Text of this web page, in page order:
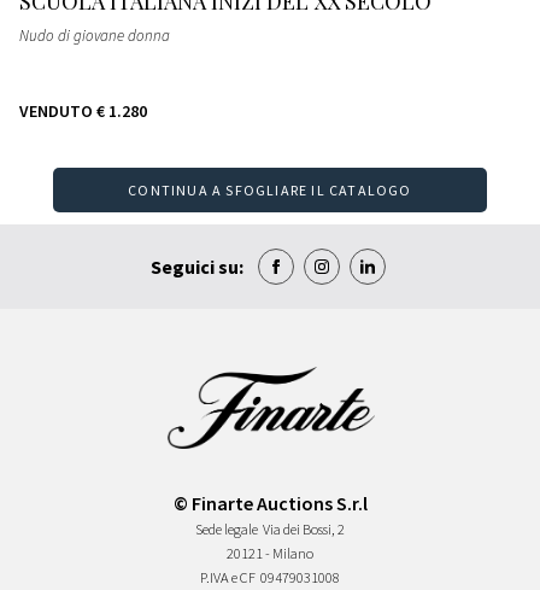
Nudo di giovane donna
VENDUTO € 1.280
CONTINUA A SFOGLIARE IL CATALOGO
Seguici su:
© Finarte Auctions S.r.l
Sede legale Via dei Bossi, 2
20121 - Milano
P.IVA e CF 09479031008